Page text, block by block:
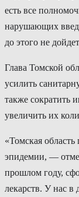
есть все
нарушающих
до этого не
Глава Томской
усилить
также сократить
увеличить их
«Томская
эпидемии, —
прошлом году,
лекарств. У нас в